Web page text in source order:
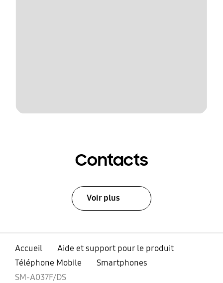
Contacts
Voir plus
Accueil
Aide et support pour le produit
Téléphone Mobile
Smartphones
SM-A037F/DS